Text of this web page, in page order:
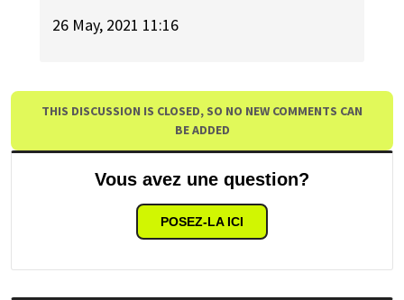
26 May, 2021 11:16
THIS DISCUSSION IS CLOSED, SO NO NEW COMMENTS CAN
BE ADDED
Vous avez une question?
POSEZ-LA ICI